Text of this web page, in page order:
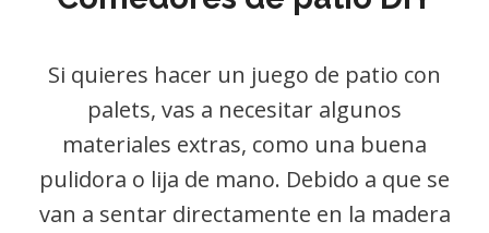
Si quieres hacer un juego de patio con
palets, vas a necesitar algunos
materiales extras, como una buena
pulidora o lija de mano. Debido a que se
van a sentar directamente en la madera